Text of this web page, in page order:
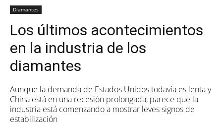
Diamantes
Los últimos acontecimientos
en la industria de los
diamantes
Aunque la demanda de Estados Unidos todavía es lenta y
China está en una recesión prolongada, parece que la
industria está comenzando a mostrar leves signos de
estabilización